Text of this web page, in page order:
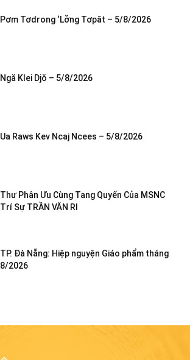
Pơm Tơdrong ‘Lơ̆ng Tơpăt – 5/8/2026
Ngă Klei Djŏ – 5/8/2026
Ua Raws Kev Ncaj Ncees – 5/8/2026
Thư Phân Ưu Cùng Tang Quyến Của MSNC
Trí Sự TRẦN VĂN RI
TP. Đà Nẵng: Hiệp nguyện Giáo phẩm tháng
8/2026